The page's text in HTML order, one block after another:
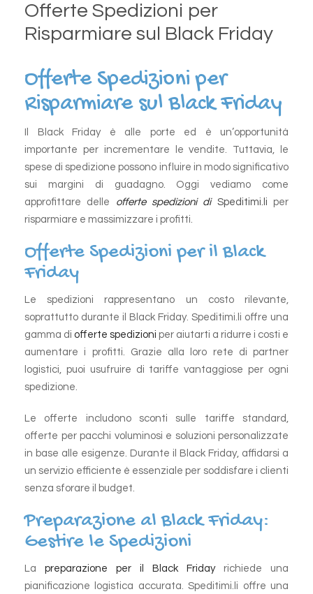
Offerte Spedizioni per
Risparmiare sul Black Friday
Offerte Spedizioni per
Risparmiare sul Black Friday
Il Black Friday è alle porte ed è un’opportunità
importante per incrementare le vendite. Tuttavia, le
spese di spedizione possono influire in modo significativo
sui margini di guadagno. Oggi vediamo come
approfittare delle offerte spedizioni di Speditimi.li per
risparmiare e massimizzare i profitti.
Offerte Spedizioni per il Black
Friday
Le spedizioni rappresentano un costo rilevante,
soprattutto durante il Black Friday. Speditimi.li offre una
gamma di offerte spedizioni per aiutarti a ridurre i costi e
aumentare i profitti. Grazie alla loro rete di partner
logistici, puoi usufruire di tariffe vantaggiose per ogni
spedizione.
Le offerte includono sconti sulle tariffe standard,
offerte per pacchi voluminosi e soluzioni personalizzate
in base alle esigenze. Durante il Black Friday, affidarsi a
un servizio efficiente è essenziale per soddisfare i clienti
senza sforare il budget.
Preparazione al Black Friday:
Gestire le Spedizioni
La preparazione per il Black Fridayrichiede una
pianificazione logistica accurata. Speditimi.li offre una